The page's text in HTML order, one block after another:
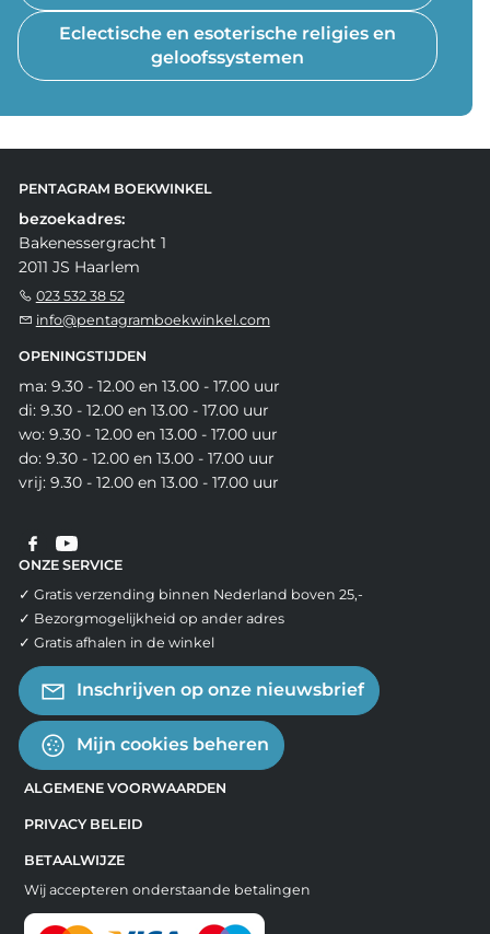
Eclectische en esoterische religies en
geloofssystemen
PENTAGRAM BOEKWINKEL
bezoekadres:
Bakenessergracht 1
2011 JS Haarlem
023 532 38 52
info@pentagramboekwinkel.com
OPENINGSTIJDEN
ma: 9.30 - 12.00 en 13.00 - 17.00 uur
di: 9.30 - 12.00 en 13.00 - 17.00 uur
wo: 9.30 - 12.00 en 13.00 - 17.00 uur
do: 9.30 - 12.00 en 13.00 - 17.00 uur
vrij: 9.30 - 12.00 en 13.00 - 17.00 uur
ONZE SERVICE
✓ Gratis verzending binnen Nederland boven 25,-
✓ Bezorgmogelijkheid op ander adres
✓ Gratis afhalen in de winkel
Inschrijven op onze nieuwsbrief
Mijn cookies beheren
ALGEMENE VOORWAARDEN
PRIVACY BELEID
BETAALWIJZE
Wij accepteren onderstaande betalingen